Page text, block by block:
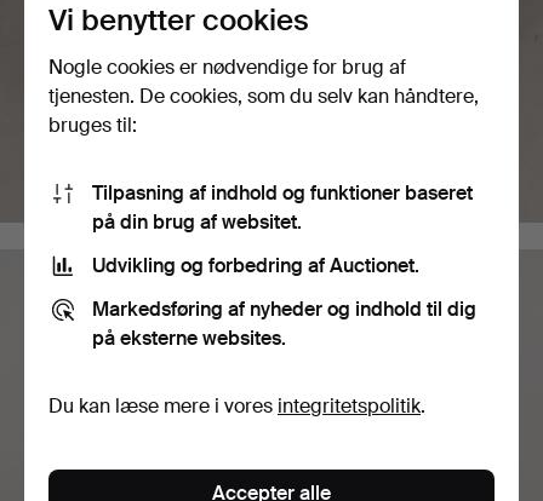
Vi benytter cookies
Nogle cookies er nødvendige for brug af
tjenesten. De cookies, som du selv kan håndtere,
bruges til:
Tilpasning af indhold og funktioner baseret
på din brug af websitet.
Udvikling og forbedring af Auctionet.
Markedsføring af nyheder og indhold til dig
på eksterne websites.
Du kan læse mere i vores integritetspolitik.
Accepter alle